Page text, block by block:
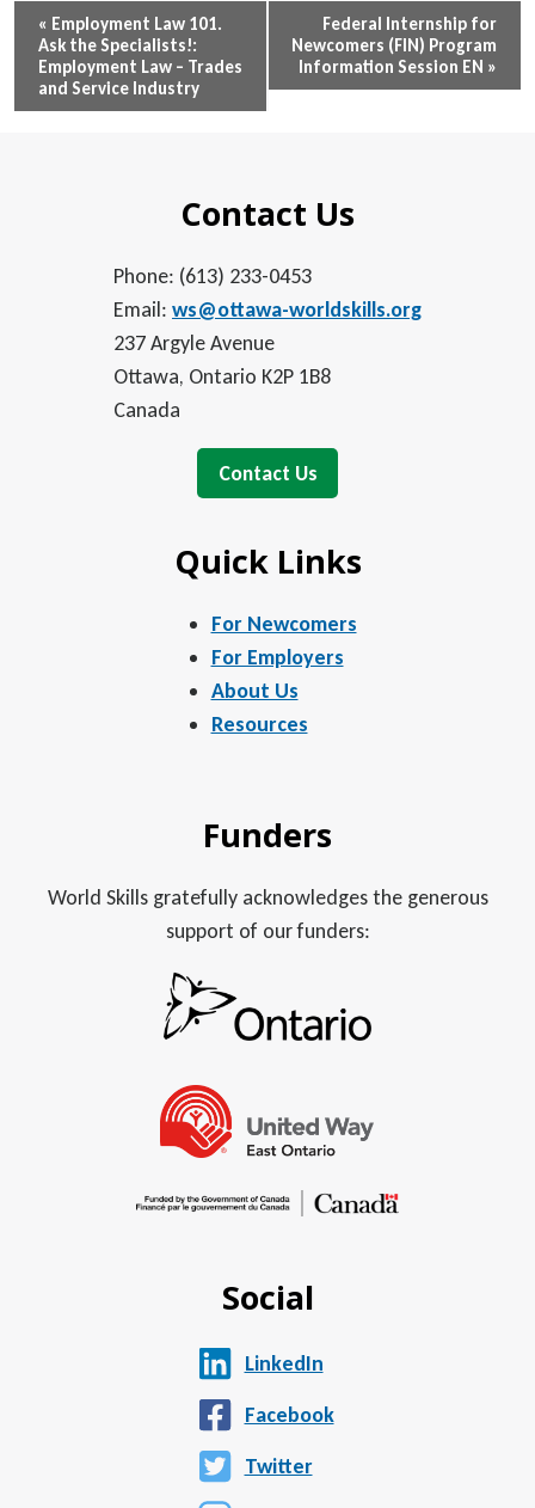
Event
Navigation
« Employment Law 101.
Ask the Specialists!:
Employment Law – Trades
and Service Industry
Federal Internship for
Newcomers (FIN) Program
Information Session EN »
Contact Us
Phone: (613) 233-0453
Email: ws@ottawa-worldskills.org
237 Argyle Avenue
Ottawa, Ontario K2P 1B8
Canada
Contact Us
Quick Links
For Newcomers
For Employers
About Us
Resources
Funders
World Skills gratefully acknowledges the generous
support of our funders:
Social
LinkedIn
Facebook
Twitter